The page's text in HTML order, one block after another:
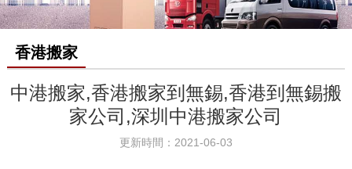
香港搬家
中港搬家,香港搬家到無錫,香港到無錫搬
家公司,深圳中港搬家公司
更新時間：2021-06-03